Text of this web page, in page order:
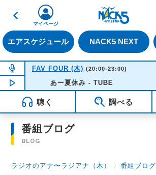
戻る
エアスケジュール NACK5 NEXT
マイページ
NOW ON AIR
FAV FOUR (木) (20:00-23:00)
NOW PLAYING20:50
あー夏休み - TUBE
聴く 調べる
番組ブログ
BLOG
ラジオのアナ〜ラジアナ（木） 〉番組ブログ